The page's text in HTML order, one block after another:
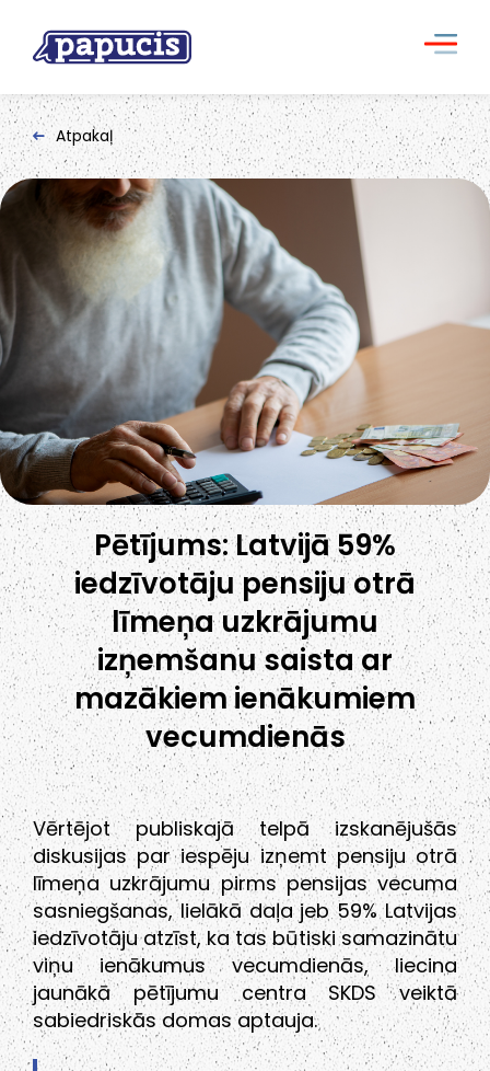
Atpakaļ
Pētījums: Latvijā 59%
iedzīvotāju pensiju otrā
līmeņa uzkrājumu
izņemšanu saista ar
mazākiem ienākumiem
vecumdienās
Vērtējot publiskajā telpā izskanējušās
diskusijas par iespēju izņemt pensiju otrā
līmeņa uzkrājumu pirms pensijas vecuma
sasniegšanas, lielākā daļa jeb 59% Latvijas
iedzīvotāju atzīst, ka tas būtiski samazinātu
viņu ienākumus vecumdienās, liecina
jaunākā pētījumu centra SKDS veiktā
sabiedriskās domas aptauja.